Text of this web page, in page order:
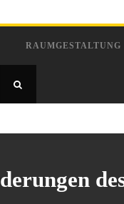
RAUMGESTALTUNG